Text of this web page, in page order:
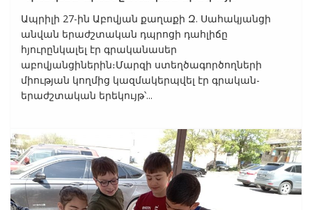
Ապրիլի 27-ին Աբովյան քաղաքի Զ. Սահակյանցի
անվան երաժշտական դպրոցի դահլիճը
հյուրընկալել էր գրականասեր
աբովյանցիներին։Մարզի ստեղծագործողների
միության կողմից կազմակերպվել էր գրական-
երաժշտական երեկույթ՝...